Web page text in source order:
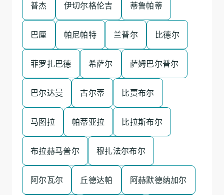
普杰 伊切尔格伦吉 蒂鲁帕蒂
巴厘 帕尼帕特 兰普尔 比德尔
菲罗扎巴德 希萨尔 萨姆巴尔普尔
巴尔达曼 古尔蒂 比贾布尔
马图拉 帕蒂亚拉 比拉斯布尔
布拉赫马普尔 穆扎法尔布尔
阿尔瓦尔 丘德达帕 阿赫默德纳加尔